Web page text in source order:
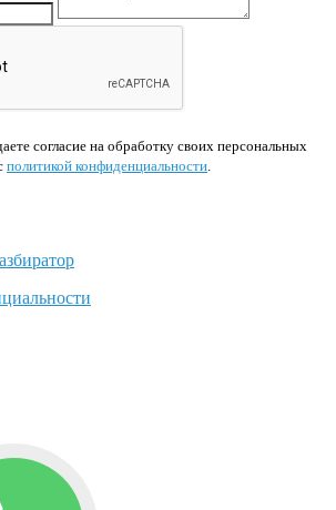
согласие на обработку своих персональных
политикой конфиденциальности.